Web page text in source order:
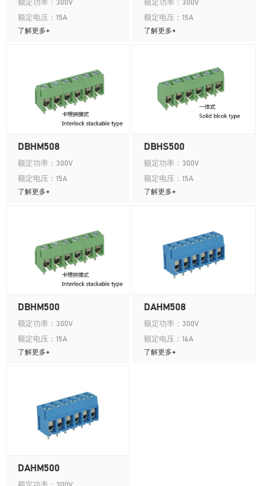
额定功率：300V
额定电压：15A
了解更多+
额定功率：300V
额定电压：15A
了解更多+
DBHM508
额定功率：300V
额定电压：15A
了解更多+
DBHS500
额定功率：300V
额定电压：15A
了解更多+
DBHM500
额定功率：300V
额定电压：15A
了解更多+
DAHM508
额定功率：300V
额定电压：16A
了解更多+
DAHM500